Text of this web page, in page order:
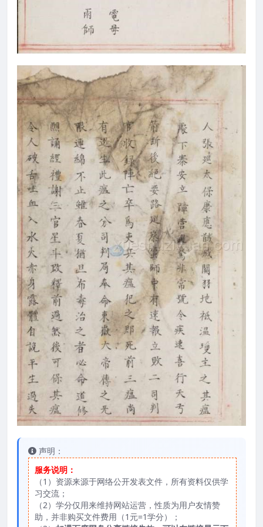
声明：
服务说明：
（1）资源来源于网络公开发表文件，所有资料仅供学
习交流；
（2）学分仅用来维持网站运营，性质为用户友情赞
助，并非购买文件费用（1元=1学分）；